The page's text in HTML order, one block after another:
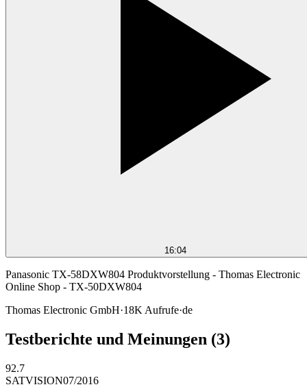
16:04
Panasonic TX-58DXW804 Produktvorstellung - Thomas Electronic
Online Shop - TX-50DXW804
Thomas Electronic GmbH·18K Aufrufe·de
Testberichte und Meinungen (3)
92.7
SATVISION07/2016